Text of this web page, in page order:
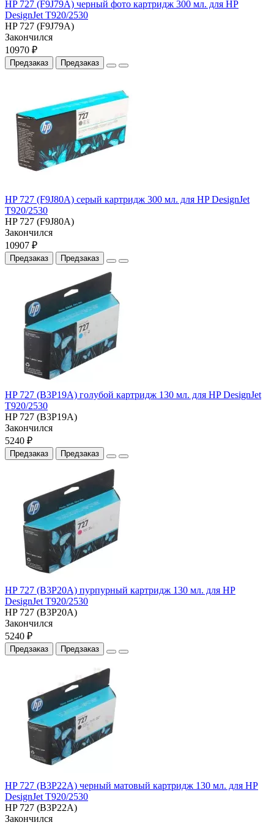
HP 727 (F9J79A) черный фото картридж 300 мл. для HP
DesignJet T920/2530
HP 727 (F9J79A)
Закончился
10970 ₽
Предзаказ Предзаказ
HP 727 (F9J80A) серый картридж 300 мл. для HP DesignJet
T920/2530
HP 727 (F9J80A)
Закончился
10907 ₽
Предзаказ Предзаказ
HP 727 (B3P19A) голубой картридж 130 мл. для HP DesignJet
T920/2530
HP 727 (B3P19A)
Закончился
5240 ₽
Предзаказ Предзаказ
HP 727 (B3P20A) пурпурный картридж 130 мл. для HP
DesignJet T920/2530
HP 727 (B3P20A)
Закончился
5240 ₽
Предзаказ Предзаказ
HP 727 (B3P22A) черный матовый картридж 130 мл. для HP
DesignJet T920/2530
HP 727 (B3P22A)
Закончился